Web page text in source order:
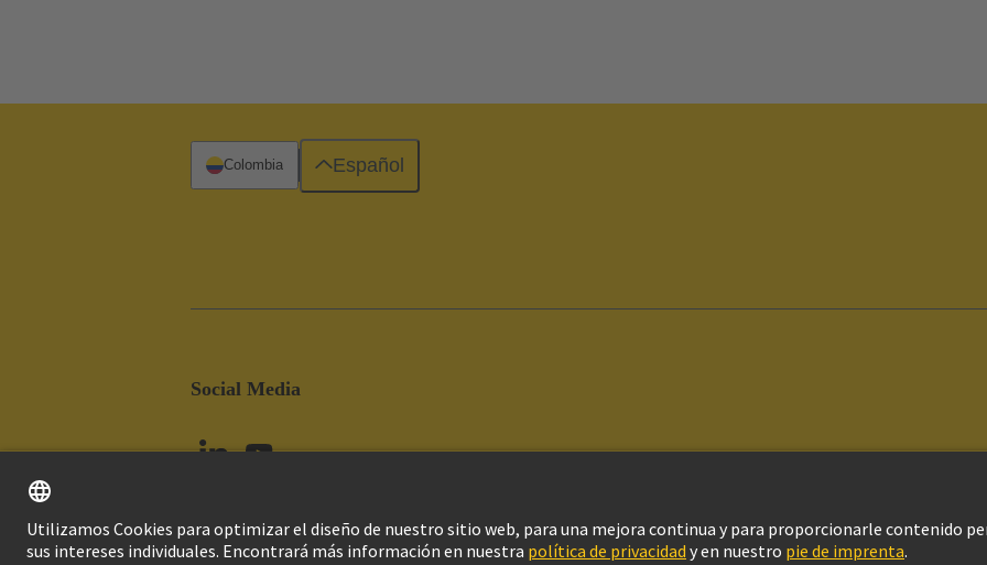
Social Media
Colombia Español